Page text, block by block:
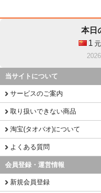
本日
1
当サイトについて
サービスのご案内
取り扱いできない商品
淘宝(タオバオ)について
よくある質問
会員登録・運営情報
新規会員登録